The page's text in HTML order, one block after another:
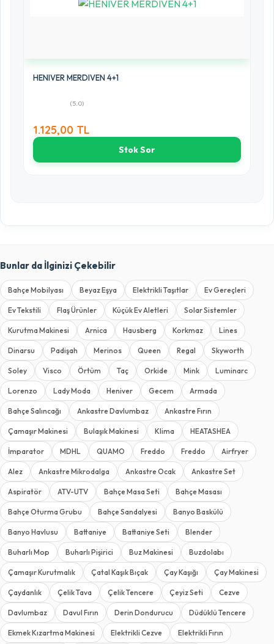
HENIVER MERDIVEN 4+1
(5.0)
1.125,00 TL
Stok Sor
Bunlar da İlginizi Çekebilir
Bahçe Mobilyası Beyaz Eşya Elektrikli Taşıtlar Ev Gereçleri
Ev Tekstili Flaş Ürünler Küçük Ev Aletleri Solar Sistemler
Kurutma Makinesi Arnica Hausberg Korkmaz Lines
Dinarsu Padişah Merinos Queen Regal Skyworth
Soley Visco Örtüm Taç Orkide Mink Luminarc
Lorenzo Lady Moda Heniver Gecem Armada
Bahçe Salıncağı Ankastre Davlumbaz Ankastre Fırın
Çamaşır Makinesi Bulaşık Makinesi Klima HEATASHEA
İmparator MDHL QUAMO Freddo Freddo Airfryer
Alez Ankastre Mikrodalga Ankastre Ocak Ankastre Set
Aspiratör ATV-UTV Bahçe Masa Seti Bahçe Masası
Bahçe Oturma Grubu Bahçe Sandalyesi Banyo Baskülü
Banyo Havlusu Battaniye Battaniye Seti Blender
Buharlı Mop Buharlı Pişirici Buz Makinesi Buzdolabı
Çamaşır Kurutmalık Çatal Kaşık Bıçak Çay Kaşığı Çay Makinesi
Çaydanlık Çelik Tava Çelik Tencere Çeyiz Seti Cezve
Davlumbaz Davul Fırın Derin Dondurucu Düdüklü Tencere
Ekmek Kızartma Makinesi Elektrikli Cezve Elektrikli Fırın